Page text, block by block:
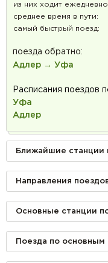
из них ходит
среднее время в пути:
самый быстрый поезд:
поезда обратно:
Адлер → Уфа
Расписания поездов
Уфа
Адлер
Ближайшие станции
Направления
Основные станции
Поезда по основным